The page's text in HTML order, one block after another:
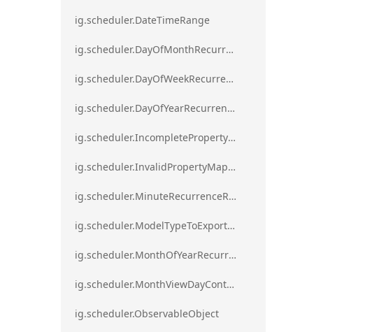
ig.scheduler.DateTimeRange
ig.scheduler.DayOfMonthRecurrenceRule
ig.scheduler.DayOfWeekRecurrenceRule
ig.scheduler.DayOfYearRecurrenceRule
ig.scheduler.IncompletePropertyMappingsError`1
ig.scheduler.InvalidPropertyMappingError`1
ig.scheduler.MinuteRecurrenceRule
ig.scheduler.ModelTypeToExportClassMap
ig.scheduler.MonthOfYearRecurrenceRule
ig.scheduler.MonthViewDayContentDisplayMode
ig.scheduler.ObservableObject